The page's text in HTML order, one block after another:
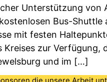
Unterstützung von
Bus-Shuttle
mit festen
Kreises zur Verfügung,
und im […]